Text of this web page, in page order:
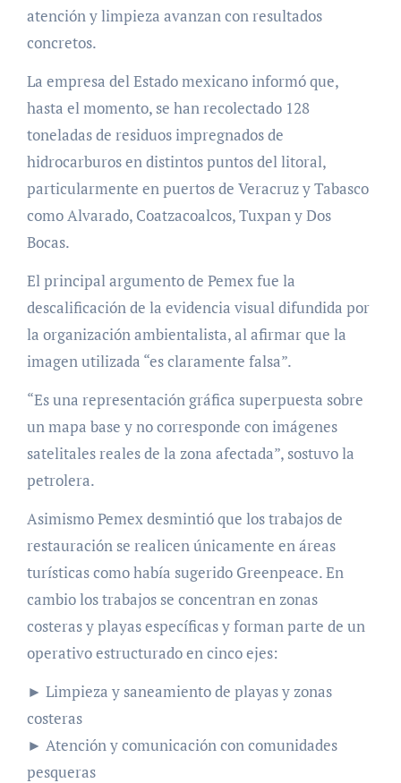
atención y limpieza avanzan con resultados
concretos.
La empresa del Estado mexicano informó que,
hasta el momento, se han recolectado 128
toneladas de residuos impregnados de
hidrocarburos en distintos puntos del litoral,
particularmente en puertos de Veracruz y Tabasco
como Alvarado, Coatzacoalcos, Tuxpan y Dos
Bocas.
El principal argumento de Pemex fue la
descalificación de la evidencia visual difundida por
la organización ambientalista, al afirmar que la
imagen utilizada “es claramente falsa”.
“Es una representación gráfica superpuesta sobre
un mapa base y no corresponde con imágenes
satelitales reales de la zona afectada”, sostuvo la
petrolera.
Asimismo Pemex desmintió que los trabajos de
restauración se realicen únicamente en áreas
turísticas como había sugerido Greenpeace. En
cambio los trabajos se concentran en zonas
costeras y playas específicas y forman parte de un
operativo estructurado en cinco ejes:
► Limpieza y saneamiento de playas y zonas
costeras
► Atención y comunicación con comunidades
pesqueras